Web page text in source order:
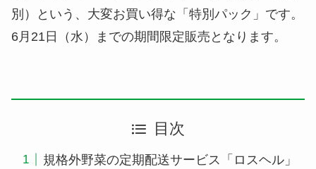
別）という、大変お買い得な「特別パック」です。
6月21日（水）までの期間限定販売となります。
目次
規格外野菜の定期配送サービス「ロスヘル」